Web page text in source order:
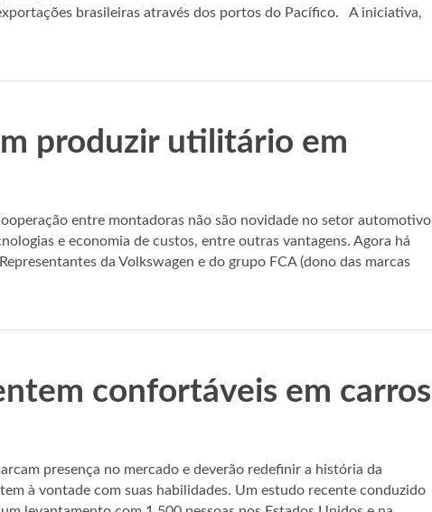
brasileiras através dos portos do Pacífico. A iniciativa,
produzir utilitário em
entre montadoras não são novidade no setor automotivo
e economia de custos, entre outras vantagens. Agora há
da Volkswagen e do grupo FCA (dono das marcas
confortáveis em carros
presença no mercado e deverão redefinir a história da
à vontade com suas habilidades. Um estudo recente conduzido